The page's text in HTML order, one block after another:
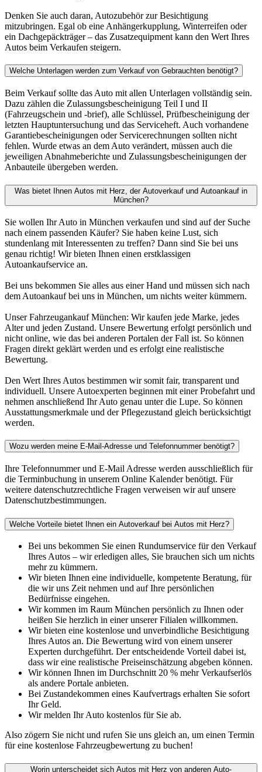
Denken Sie auch daran, Autozubehör zur Besichtigung
mitzubringen. Egal ob eine Anhängerkupplung, Winterreifen oder
ein Dachgepäckträger – das Zusatzequipment kann den Wert Ihres
Autos beim Verkaufen steigern.
Welche Unterlagen werden zum Verkauf von Gebrauchten benötigt?
Beim Verkauf sollte das Auto mit allen Unterlagen vollständig sein.
Dazu zählen die Zulassungsbescheinigung Teil I und II
(Fahrzeugschein und -brief), alle Schlüssel, Prüfbescheinigung der
letzten Hauptuntersuchung und das Serviceheft. Auch vorhandene
Garantiebescheinigungen oder Servicerechnungen sollten nicht
fehlen. Wurde etwas an dem Auto verändert, müssen auch die
jeweiligen Abnahmeberichte und Zulassungsbescheinigungen der
Anbauteile übergeben werden.
Was bietet Ihnen Autos mit Herz, der Autoverkauf und Autoankauf in
München?
Sie wollen Ihr Auto in München verkaufen und sind auf der Suche
nach einem passenden Käufer? Sie haben keine Lust, sich
stundenlang mit Interessenten zu treffen? Dann sind Sie bei uns
genau richtig! Wir bieten Ihnen einen erstklassigen
Autoankaufservice an.
Bei uns bekommen Sie alles aus einer Hand und müssen sich nach
dem Autoankauf bei uns in München, um nichts weiter kümmern.
Unser Fahrzeugankauf München: Wir kaufen jede Marke, jedes
Alter und jeden Zustand. Unsere Bewertung erfolgt persönlich und
nicht online, wie das bei anderen Portalen der Fall ist. So können
Fragen direkt geklärt werden und es erfolgt eine realistische
Bewertung.
Den Wert Ihres Autos bestimmen wir somit fair, transparent und
individuell. Unsere Autoexperten beginnen mit einer Probefahrt und
nehmen anschließend Ihr Auto genau unter die Lupe. So können
Ausstattungsmerkmale und der Pflegezustand gleich berücksichtigt
werden.
Wozu werden meine E-Mail-Adresse und Telefonnummer benötigt?
Ihre Telefonnummer und E-Mail Adresse werden ausschließlich für
die Terminbuchung in unserem Online Kalender benötigt. Für
weitere datenschutzrechtliche Fragen verweisen wir auf unsere
Datenschutzbestimmungen.
Welche Vorteile bietet Ihnen ein Autoverkauf bei Autos mit Herz?
Bei uns bekommen Sie einen Rundumservice für den Verkauf
Ihres Autos – wir erledigen alles, Sie brauchen sich um nichts
mehr zu kümmern.
Wir bieten Ihnen eine individuelle, kompetente Beratung, für
die wir uns Zeit nehmen und auf Ihre persönlichen
Bedürfnisse eingehen.
Wir kommen im Raum München persönlich zu Ihnen oder
heißen Sie herzlich in einer unserer Filialen willkommen.
Wir bieten eine kostenlose und unverbindliche Besichtigung
Ihres Autos an. Die Bewertung wird von einem unserer
Experten durchgeführt. Der entscheidende Vorteil dabei ist,
dass wir eine realistische Preiseinschätzung abgeben können.
Wir können Ihnen im Durchschnitt 20 % mehr Verkaufserlös
als andere Portale anbieten.
Bei Zustandekommen eines Kaufvertrags erhalten Sie sofort
Ihr Geld.
Wir melden Ihr Auto kostenlos für Sie ab.
Also zögern Sie nicht und rufen Sie uns gleich an, um einen Termin
für eine kostenlose Fahrzeugbewertung zu buchen!
Worin unterscheidet sich Autos mit Herz von anderen Auto-